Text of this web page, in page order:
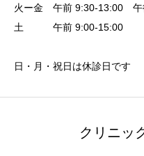
火ー金 午前 9:30-13:00 午
土 午前 9:00-15:00
日・月・祝日は休診日です
クリニッ